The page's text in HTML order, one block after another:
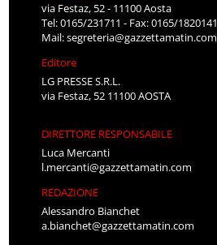
via Festaz, 52 - 11100 Aosta
Tel: 0165/231711 - Fax: 0165/1820141
Mail:segreteria@gazzettamatin.com
Editore
LG PRESSE S.R.L.
via Festaz, 52 11100 AOSTA
DIRETTORE RESPONSABILE
Luca Mercanti
l.mercanti@gazzettamatin.com
REDAZIONE
Alessandro Bianchet
a.bianchet@gazzettamatin.com